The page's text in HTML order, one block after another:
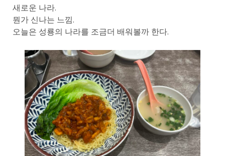
새로운 나라.
뭔가 신나는 느낌.
오늘은 성룡의 나라를 조금더 배워볼까 한다.